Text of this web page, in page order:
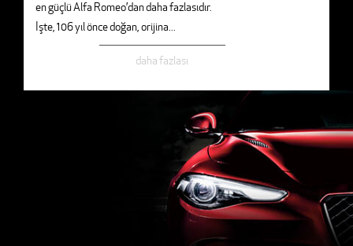
en güçlü Alfa Romeo’dan daha fazlasıdır.
İşte, 106 yıl önce doğan, orijina...
daha fazlası